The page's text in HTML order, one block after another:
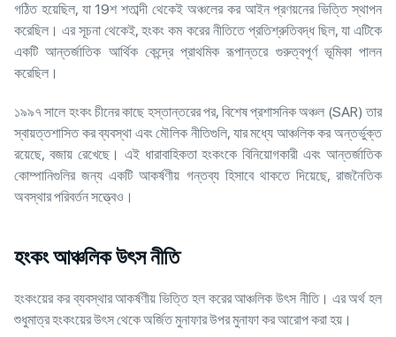
গঠিত হয়েছিল, যা 19শ শতাব্দী থেকেই অঞ্চলের কর আইন প্রণয়নের ভিত্তি স্থাপন
করেছিল। এর সূচনা থেকেই, হংকং কম করের নীতিতে প্রতিশ্রুতিবদ্ধ ছিল, যা এটিকে
একটি আন্তর্জাতিক আর্থিক কেন্দ্রে প্রাথমিক রূপান্তরে গুরুত্বপূর্ণ ভূমিকা পালন
করেছিল।
১৯৯৭ সালে হংকং চীনের কাছে হস্তান্তরের পর, বিশেষ প্রশাসনিক অঞ্চল (SAR) তার
স্বায়ত্তশাসিত কর ব্যবস্থা এবং মৌলিক নীতিগুলি, যার মধ্যে আঞ্চলিক কর অন্তর্ভুক্ত
রয়েছে, বজায় রেখেছে। এই ধারাবাহিকতা হংকংকে বিনিয়োগকারী এবং আন্তর্জাতিক
কোম্পানিগুলির জন্য একটি আকর্ষণীয় গন্তব্য হিসাবে থাকতে দিয়েছে, রাজনৈতিক
অবস্থার পরিবর্তন সত্ত্বেও।
হংকং আঞ্চলিক উৎস নীতি
হংকংয়ের কর ব্যবস্থার আকর্ষণীয় ভিত্তি হল করের আঞ্চলিক উৎস নীতি। এর অর্থ হল
শুধুমাত্র হংকংয়ের উৎস থেকে অর্জিত মুনাফার উপর মুনাফা কর আরোপ করা হয়।